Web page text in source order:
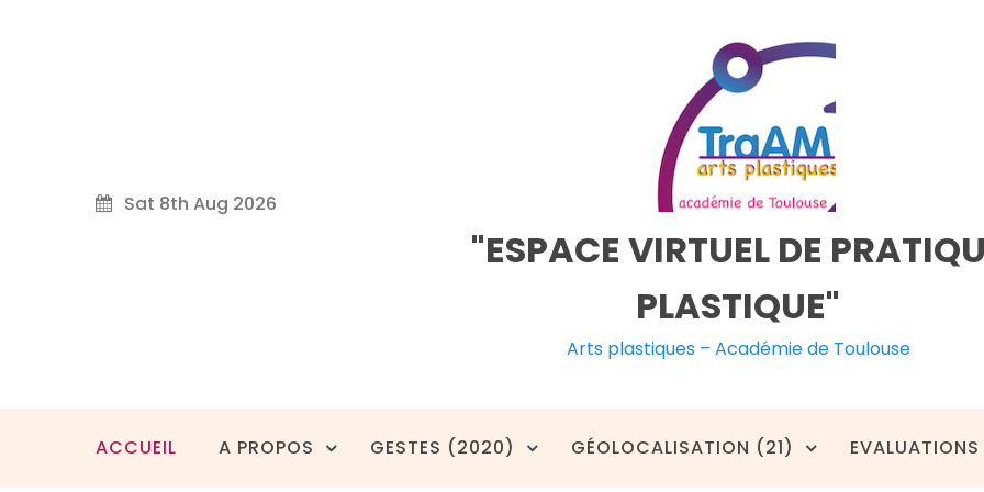
Sat 8th Aug 2026
"ESPACE VIRTUEL DE
PLASTIQUE"
Arts plastiques – Académie de Toulouse
ACCUEIL A PROPOS GESTES (2020) GÉOLOCALISATION (21) EVALUATIONS